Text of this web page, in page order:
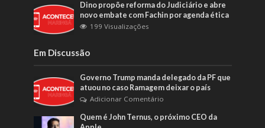
Dino propõe reforma do Judiciário e abre
novo embate com Fachin por agenda ética
199 Visualizações
Em Discussão
Governo Trump manda delegado da PF que
atuou no caso Ramagem deixar o país
Adicionar Comentário
Quem é John Ternus, o próximo CEO da